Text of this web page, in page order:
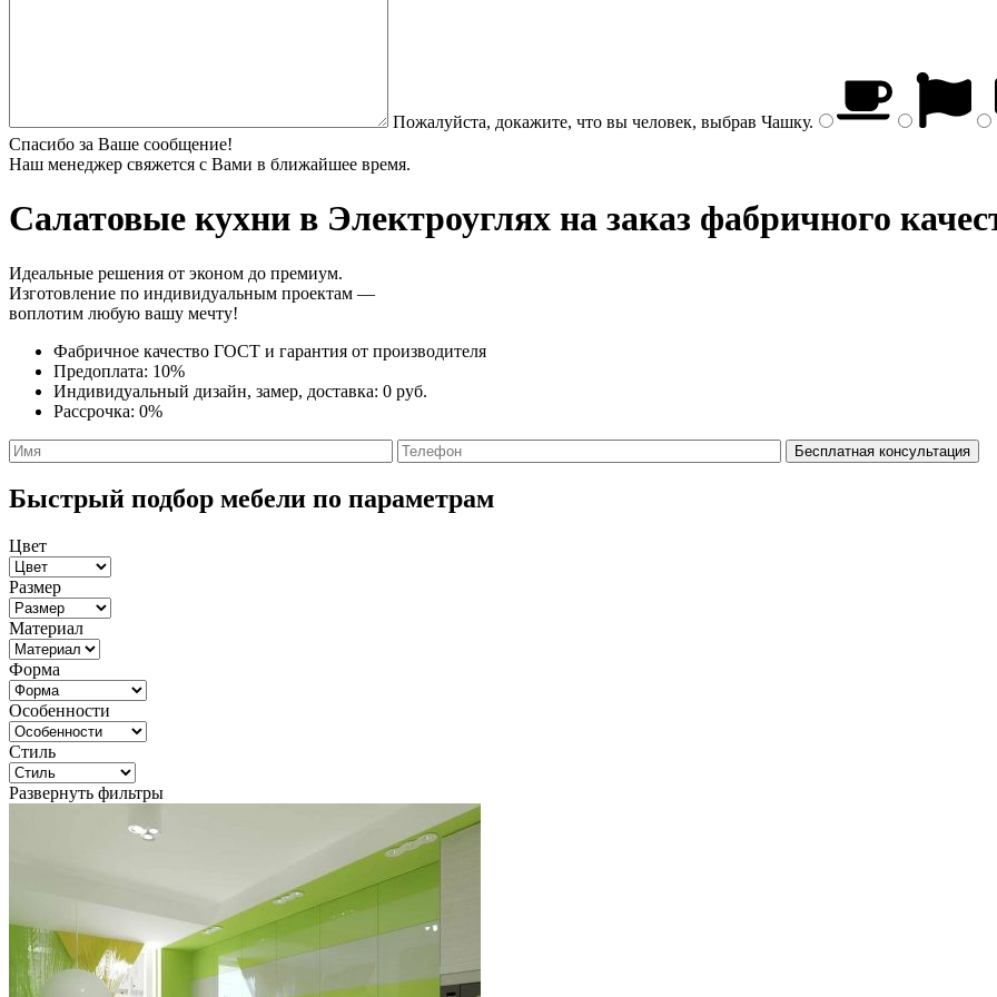
Пожалуйста, докажите, что вы человек, выбрав Чашку.
Спасибо за Ваше сообщение!
Наш менеджер свяжется с Вами в ближайшее время.
Салатовые кухни в Электроуглях на заказ фабричного
Идеальные решения от эконом до премиум.
Изготовление по индивидуальным проектам —
воплотим любую вашу мечту!
Фабричное качество ГОСТ и гарантия от производителя
Предоплата: 10%
Индивидуальный дизайн, замер, доставка: 0 руб.
Рассрочка: 0%
Быстрый подбор мебели по параметрам
Цвет
Размер
Материал
Форма
Особенности
Стиль
Развернуть фильтры